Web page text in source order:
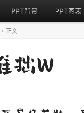
PPT背景 PPT图表
> 正文